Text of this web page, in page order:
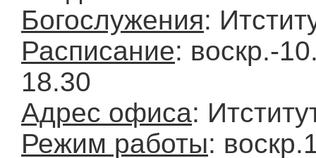
Богослужения:
Расписание: воскр.-
18.30
Адрес офиса:
Режим работы: